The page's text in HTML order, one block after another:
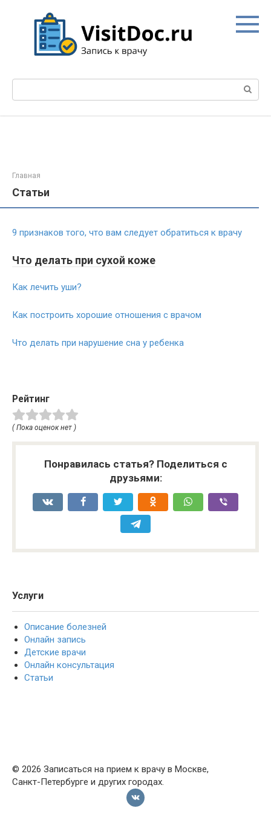
Поиск:
Главная
Статьи
9 признаков того, что вам следует обратиться к врачу
Что делать при сухой коже
Как лечить уши?
Как построить хорошие отношения с врачом
Что делать при нарушение сна у ребенка
Рейтинг
( Пока оценок нет )
Понравилась статья? Поделиться с
друзьями:
Услуги
Описание болезней
Онлайн запись
Детские врачи
Онлайн консультация
Статьи
© 2026 Записаться на прием к врачу в Москве,
Санкт-Петербурге и других городах.